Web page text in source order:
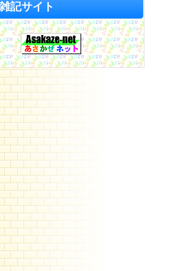
記サイト